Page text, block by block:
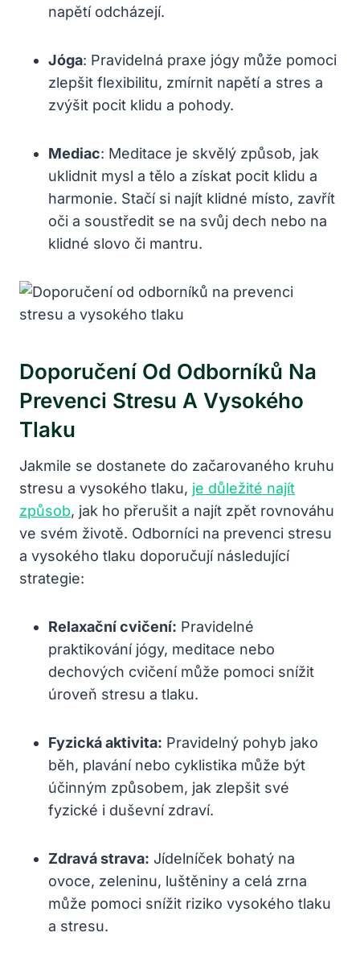
napětí odcházejí.
Jóga: Pravidelná praxe jógy může pomoci
zlepšit flexibilitu, zmírnit napětí a stres a
zvýšit pocit klidu a pohody.
Mediac: Meditace je skvělý způsob, jak
uklidnit mysl a tělo a získat pocit klidu a
harmonie. Stačí si najít klidné místo, zavřít
oči a soustředit se na svůj dech nebo na
klidné slovo či mantru.
Doporučení Od Odborníků Na
Prevenci Stresu A Vysokého
Tlaku
Jakmile se dostanete do začarovaného kruhu
stresu a vysokého tlaku, je důležité najít
způsob, jak ho přerušit a najít zpět rovnováhu
ve svém životě. Odborníci na prevenci stresu
a vysokého tlaku doporučují následující
strategie:
Relaxační cvičení: Pravidelné
praktikování jógy, meditace nebo
dechových cvičení může pomoci snížit
úroveň stresu a tlaku.
Fyzická aktivita: Pravidelný pohyb jako
běh, plavání nebo cyklistika může být
účinným způsobem, jak zlepšit své
fyzické i duševní zdraví.
Zdravá strava: Jídelníček bohatý na
ovoce, zeleninu, luštěniny a celá zrna
může pomoci snížit riziko vysokého tlaku
a stresu.